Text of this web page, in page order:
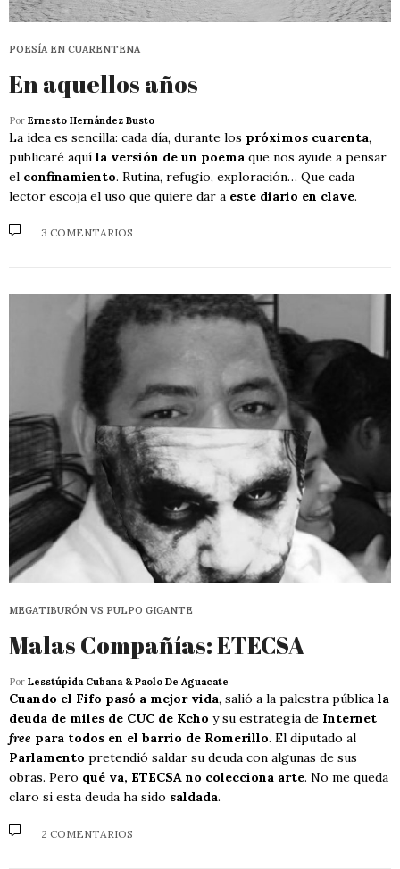
POESÍA EN CUARENTENA
En aquellos años
Por Ernesto Hernández Busto
La idea es sencilla: cada día, durante los próximos cuarenta,
publicaré aquí la versión de un poema que nos ayude a pensar
el confinamiento. Rutina, refugio, exploración… Que cada
lector escoja el uso que quiere dar a este diario en clave.
3 COMENTARIOS
MEGATIBURÓN VS PULPO GIGANTE
Malas Compañías: ETECSA
Por Lesstúpida Cubana & Paolo De Aguacate
Cuando el Fifo pasó a mejor vida, salió a la palestra pública la
deuda de miles de CUC de Kcho y su estrategia de Internet
free para todos en el barrio de Romerillo. El diputado al
Parlamento pretendió saldar su deuda con algunas de sus
obras. Pero qué va, ETECSA no colecciona arte. No me queda
claro si esta deuda ha sido saldada.
2 COMENTARIOS